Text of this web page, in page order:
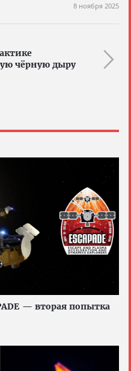
8 ноября 2025
чёрную дыру
— вторая попытка